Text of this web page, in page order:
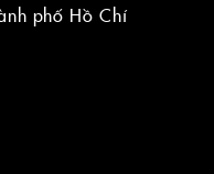
phố Hồ Chí